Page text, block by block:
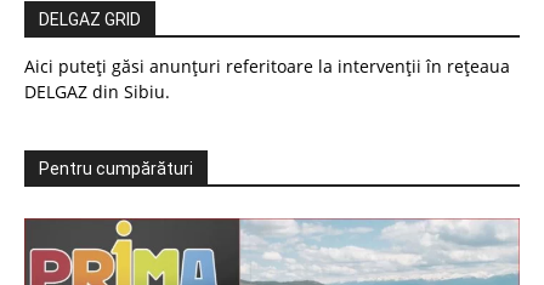
DELGAZ GRID
Aici puteți găsi anunțuri referitoare la intervenții în rețeaua
DELGAZ din Sibiu.
Pentru cumpărături